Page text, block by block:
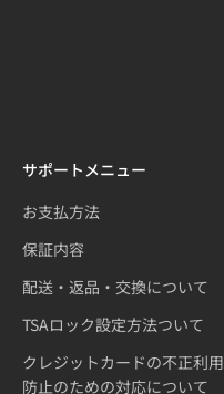
サポートメニュー
お支払方法
保証内容
配送・返品・交換について
TSAロック設定方法ついて
クレジットカードの不正利用
防止のための対応について